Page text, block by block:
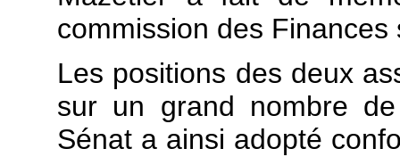
commission des Finances
Les positions des deux
sur un grand nombre
Sénat a ainsi adopté